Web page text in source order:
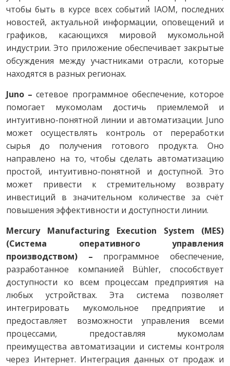
чтобы быть в курсе всех событий IAOM, последних
новостей, актуальной информации, оповещений и
графиков, касающихся мировой мукомольной
индустрии. Это приложение обеспечивает закрытые
обсуждения между участниками отрасли, которые
находятся в разных регионах.
Juno – сетевое программное обеспечение, которое
помогает мукомолам достичь приемлемой и
интуитивно-понятной линии и автоматизации. Juno
может осуществлять контроль от переработки
сырья до получения готового продукта. Оно
направлено на то, чтобы сделать автоматизацию
простой, интуитивно-понятной и доступной. Это
может привести к стремительному возврату
инвестиций в значительном количестве за счёт
повышения эффективности и доступности линии.
Mercury Manufacturing Execution System (MES)
(Система оперативного управления
производством) – программное обеспечение,
разработанное компанией Bühler, способствует
доступности ко всем процессам предприятия на
любых устройствах. Эта система позволяет
интегрировать мукомольное предприятие и
предоставляет возможности управления всеми
процессами, предоставляя мукомолам
преимущества автоматизации и системы контроля
через Интернет. Интеграция данных от продаж и